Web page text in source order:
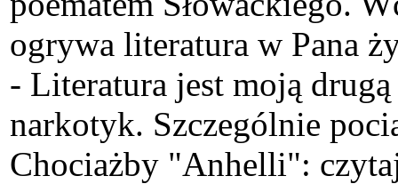
ogrywa literatura w Pana
- Literatura jest moją
narkotyk. Szczególnie
Chociażby "Anhelli":